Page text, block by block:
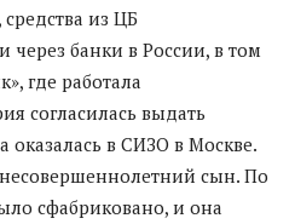
из ЦБ
банки в России, в том
где работала
согласилась выдать
оказалась в СИЗО в Москве.
сын. По
сфабриковано, и она